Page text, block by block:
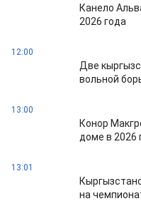
Канело
2026 года
12:00
Две
вольной
13:00
Конор
доме в 2026
13:01
на